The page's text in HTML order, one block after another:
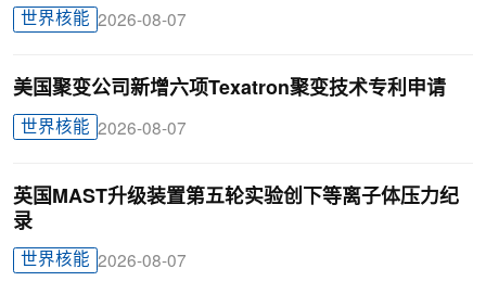
世界核能 2026-08-07
美国聚变公司新增六项Texatron聚变技术专利申请
世界核能 2026-08-07
英国MAST升级装置第五轮实验创下等离子体压力纪
录
世界核能 2026-08-07